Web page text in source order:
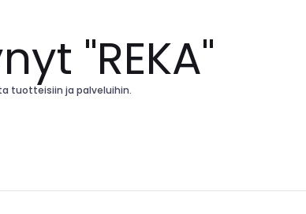
"REKA"
tuotteisiin ja palveluihin.